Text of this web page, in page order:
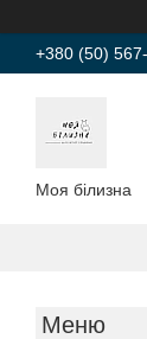
+380 (50)
Моя білизна